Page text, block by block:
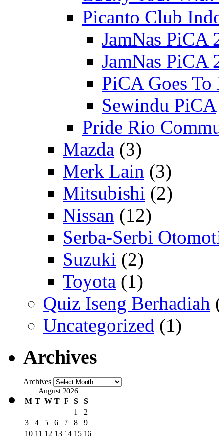
Picanto Club
JamNas PiCA
JamNas PiCA
PiCA Goes To
Sewindu PiCA
Pride Rio
Mazda (3)
Merk Lain (3)
Mitsubishi (2)
Nissan (12)
Serba-Serbi
Suzuki (2)
Toyota (1)
Quiz Iseng Berhadiah
Uncategorized (1)
Archives
Archives
August 2026
M T W T F S
S
1
2
3
4 5 6 7 8
9
10 11 12 13 14 15 16